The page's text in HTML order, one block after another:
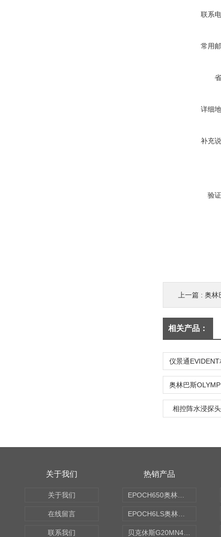
联系
常用
详细
补充
验
上一篇 : 奥林
相关产品：
相控阵水浸探
关于我们
关于我们
在线留言
联系我们
热销产品